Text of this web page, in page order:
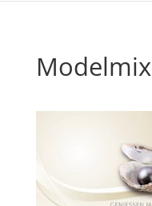
Modelmix